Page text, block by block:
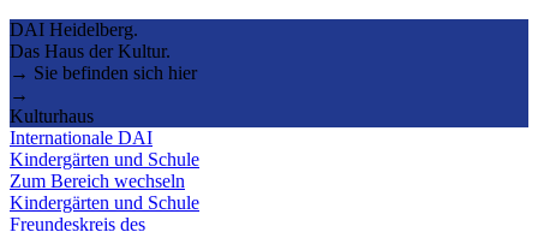
DAI Heidelberg.
Das Haus der Kultur.
→ Sie befinden sich hier
→
Kulturhaus
Internationale DAI
Kindergärten und Schule
Zum Bereich wechseln
Kindergärten und Schule
Freundeskreis des